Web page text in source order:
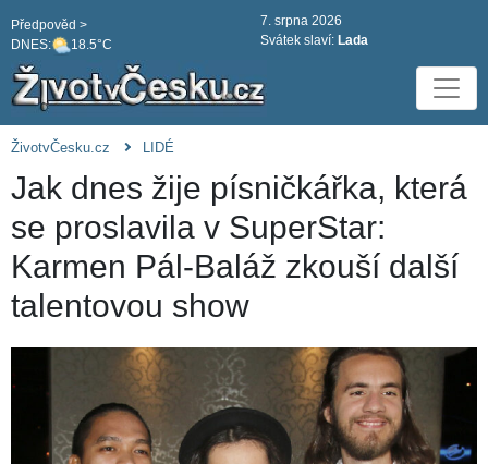
DNES: 18.5°C
Předpověd >
7. srpna 2026
Svátek slaví: Lada
ŽivotvČesku.cz LIDÉ
Jak dnes žije písničkářka, která
se proslavila v SuperStar:
Karmen Pál-Baláž zkouší další
talentovou show